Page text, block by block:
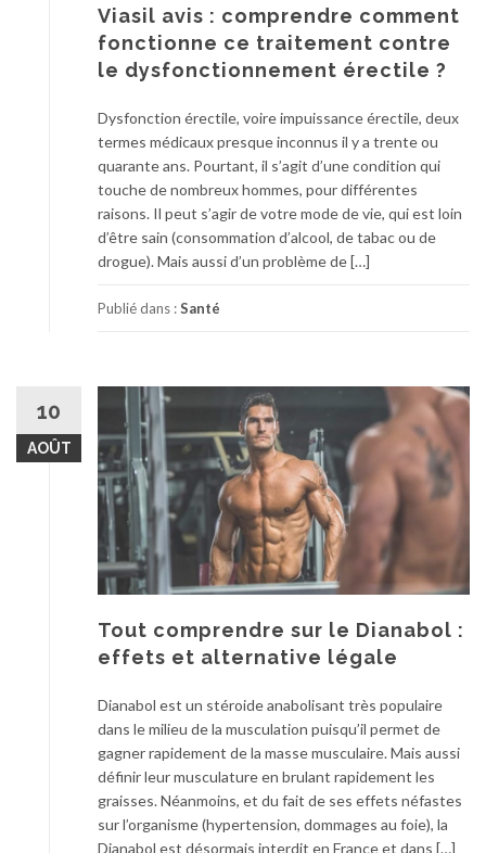
Viasil avis : comprendre comment
fonctionne ce traitement contre
le dysfonctionnement érectile ?
Dysfonction érectile, voire impuissance érectile, deux
termes médicaux presque inconnus il y a trente ou
quarante ans. Pourtant, il s’agit d’une condition qui
touche de nombreux hommes, pour différentes
raisons. Il peut s’agir de votre mode de vie, qui est loin
d’être sain (consommation d’alcool, de tabac ou de
drogue). Mais aussi d’un problème de […]
Publié dans :Santé
10
AOÛT
Tout comprendre sur le Dianabol :
effets et alternative légale
Dianabol est un stéroide anabolisant très populaire
dans le milieu de la musculation puisqu’il permet de
gagner rapidement de la masse musculaire. Mais aussi
définir leur musculature en brulant rapidement les
graisses. Néanmoins, et du fait de ses effets néfastes
sur l’organisme (hypertension, dommages au foie), la
Dianabol est désormais interdit en France et dans […]